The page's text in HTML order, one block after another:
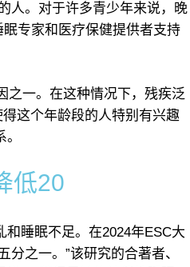
人。对于许多青少年来说，晚
专家和医疗保健提供者支持
之一。在这种情况下，残疾泛
这个年龄段的人特别有兴趣
低20
睡眠不足。在2024年ESC大
分之一。”该研究的合著者、